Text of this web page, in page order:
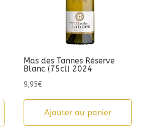
Mas des Tannes Réserve
Blanc (75cl) 2024
9,95€
Ajouter au panier